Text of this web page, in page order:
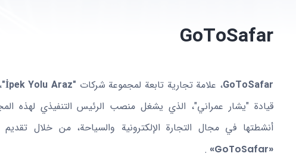
GoToSafar
GoToSafar، علامة تجارية تابعة لمجموعة شركات "İpek Yolu Araz"
أنشطتها في مجال التجارة الإلكترونية والسياحة، من خلال
«GoToSafar»
.